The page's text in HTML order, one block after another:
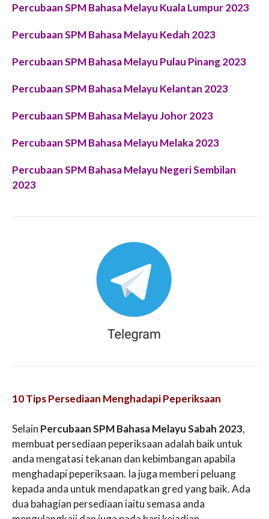
Percubaan SPM Bahasa Melayu Kuala Lumpur 2023
Percubaan SPM Bahasa Melayu Kedah 2023
Percubaan SPM Bahasa Melayu Pulau Pinang 2023
Percubaan SPM Bahasa Melayu Kelantan 2023
Percubaan SPM Bahasa Melayu Johor 2023
Percubaan SPM Bahasa Melayu Melaka 2023
Percubaan SPM Bahasa Melayu Negeri Sembilan
2023
10 Tips Persediaan Menghadapi Peperiksaan
Selain Percubaan SPM Bahasa Melayu Sabah 2023,
membuat persediaan peperiksaan adalah baik untuk
anda mengatasi tekanan dan kebimbangan apabila
menghadapi peperiksaan. Ia juga memberi peluang
kepada anda untuk mendapatkan gred yang baik. Ada
dua bahagian persediaan iaitu semasa anda